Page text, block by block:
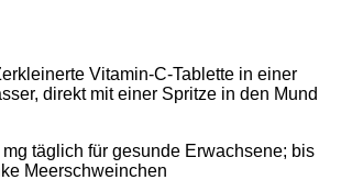
Vitamin-C-Tablette in einer
direkt mit einer Spritze in den Mund
mg täglich für gesunde Erwachsene; bis
Meerschweinchen